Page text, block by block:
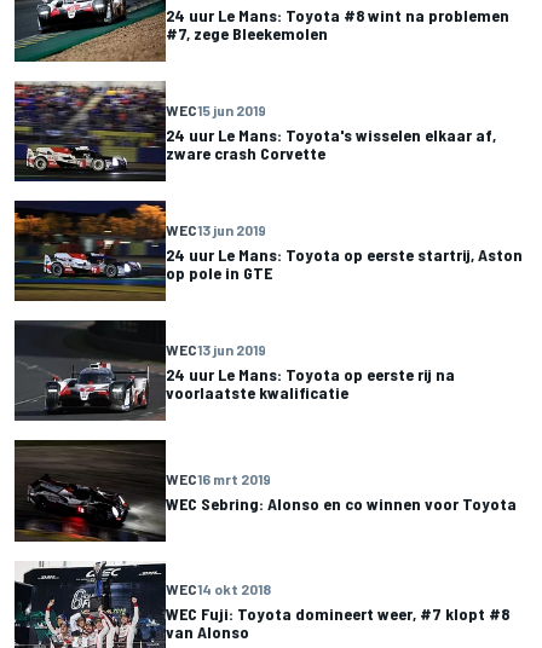
24 uur Le Mans: Toyota #8 wint na problemen
#7, zege Bleekemolen
WEC15 jun 2019
24 uur Le Mans: Toyota's wisselen elkaar af,
zware crash Corvette
WEC13 jun 2019
24 uur Le Mans: Toyota op eerste startrij, Aston
op pole in GTE
WEC13 jun 2019
24 uur Le Mans: Toyota op eerste rij na
voorlaatste kwalificatie
WEC16 mrt 2019
WEC Sebring: Alonso en co winnen voor Toyota
WEC14 okt 2018
WEC Fuji: Toyota domineert weer, #7 klopt #8
van Alonso